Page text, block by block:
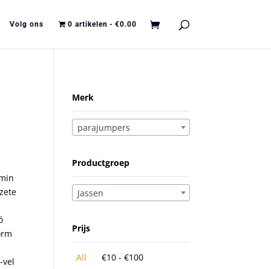
Volg ons 0 artikelen €0.00
vel
Merk
parajumpers
Productgroep
Jassen
Prijs
All €10 -€100